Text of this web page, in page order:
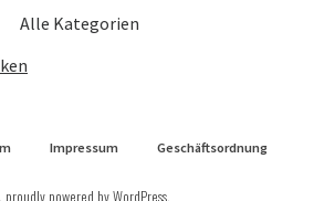
Alle Kategorien
Impressum Geschäftsordnung
, proudly powered by WordPress.